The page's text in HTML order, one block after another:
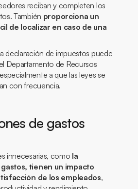
reciban y completen los
También proporciona un
de localizar en caso de una
declaración de impuestos puede
Departamento de Recursos
a que las leyes se
con frecuencia.
de gastos
innecesarias, como la
tienen un impacto
de los empleados,